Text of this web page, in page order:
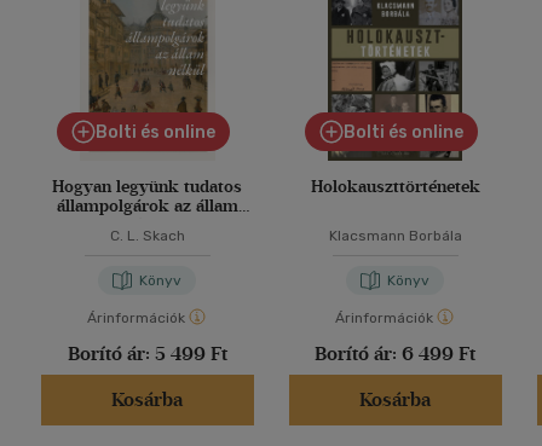
Bolti és online
Hogyan legyünk tudatos
állampolgárok az állam
C. L. Skach
Könyv
Árinformációk
Borító ár: 5 499 Ft
Kosárba
Bolti és online
Holokauszttörténetek
Klacsmann Borbála
Könyv
Árinformációk
Borító ár: 6 499 Ft
Kosárba